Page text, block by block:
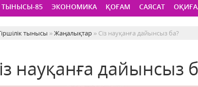
ТЫНЫСЫ-85 ЭКОНОМИКА ҚОҒАМ САЯСАТ
тынысы »Жаңалықтар » Сіз науқанға дайынсыз ба?
науқанға дайынсыз